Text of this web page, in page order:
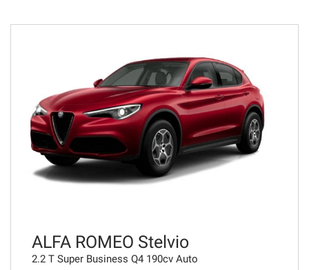
778€/mese
36 Mesi
VEDI
799€/mese
VEDI
ALFA ROMEO Stelvio
2.2 T Super Business Q4 190cv Auto